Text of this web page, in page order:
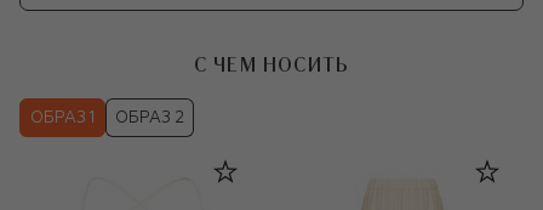
С ЧЕМ НОСИТЬ
ОБРАЗ 1 ОБРАЗ 2